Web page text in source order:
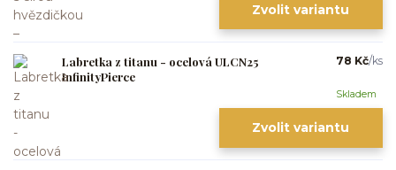
Zvolit variantu
Labretka z titanu - ocelová ULCN25
InfinityPierce
78 Kč/ks
Skladem
Zvolit variantu